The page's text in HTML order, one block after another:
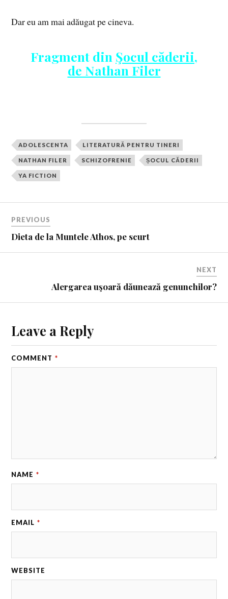
Dar eu am mai adăugat pe cineva.
Fragment din Şocul căderii,
de Nathan Filer
ADOLESCENTA LITERATURĂ PENTRU TINERI
NATHAN FILER SCHIZOFRENIE ȘOCUL CĂDERII
YA FICTION
PREVIOUS
Dieta de la Muntele Athos, pe scurt
NEXT
Alergarea uşoară dăunează genunchilor?
Leave a Reply
COMMENT *
NAME *
EMAIL *
WEBSITE